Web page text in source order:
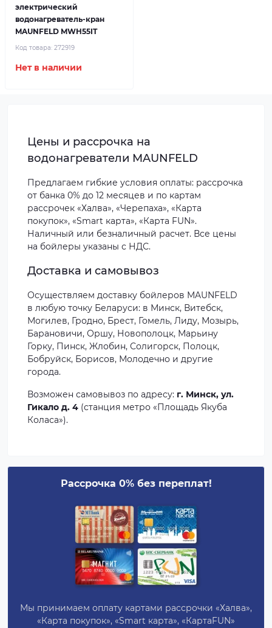
электрический
водонагреватель-кран
MAUNFELD MWH55IT
Код товара: 272919
Нет в наличии
Цены и рассрочка на
водонагреватели MAUNFELD
Предлагаем гибкие условия оплаты: рассрочка
от банка 0% до 12 месяцев и по картам
рассрочек «Халва», «Черепаха», «Карта
покупок», «Smart карта», «Карта FUN».
Наличный или безналичный расчет. Все цены
на бойлеры указаны с НДС.
Доставка и самовывоз
Осуществляем доставку бойлеров MAUNFELD
в любую точку Беларуси: в Минск, Витебск,
Могилев, Гродно, Брест, Гомель, Лиду, Мозырь,
Барановичи, Оршу, Новополоцк, Марьину
Горку, Пинск, Жлобин, Солигорск, Полоцк,
Бобруйск, Борисов, Молодечно и другие
города.
Возможен самовывоз по адресу: г. Минск, ул.
Гикало д. 4 (станция метро «Площадь Якуба
Коласа»).
Рассрочка 0% без переплат!
Мы принимаем оплату картами рассрочки «Халва»,
«Карта покупок», «Smart карта», «КартаFUN»